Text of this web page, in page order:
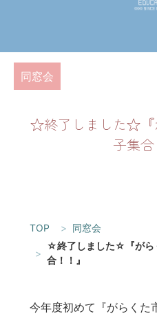
同窓会
☆終了しました☆『
子集合
TOP
同窓会
☆終了しました☆『がら
合！！』
今年度初めて『がらくた